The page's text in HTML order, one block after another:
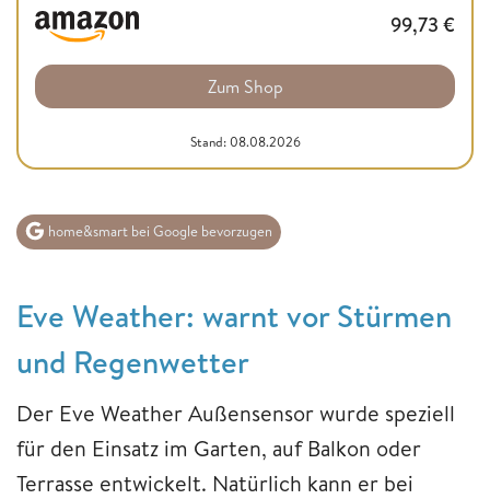
99,73 €
Zum Shop
Stand: 08.08.2026
home&smart bei Google bevorzugen
Eve Weather: warnt vor Stürmen
und Regenwetter
Der Eve Weather Außensensor wurde speziell
für den Einsatz im Garten, auf Balkon oder
Terrasse entwickelt. Natürlich kann er bei